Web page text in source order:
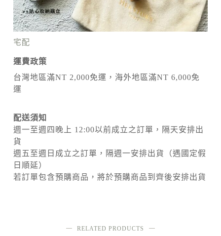
宅配
運費政策
台灣地區滿NT 2,000免運，海外地區滿NT 6,000免
運
配送須知
週一至週四晚上 12:00以前成立之訂單，隔天安排出
貨
週五至週日成立之訂單，隔週一安排出貨（遇國定假
日順延）
若訂單包含預購商品，將於預購商品到齊後安排出貨
RELATED PRODUCTS